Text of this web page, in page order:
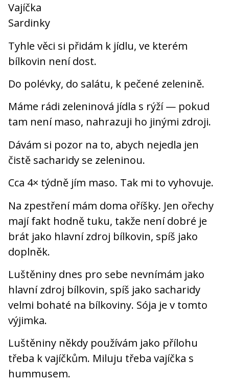
Vajíčka
Sardinky
Tyhle věci si přidám k jídlu, ve kterém
bílkovin není dost.
Do polévky, do salátu, k pečené zelenině.
Máme rádi zeleninová jídla s rýží — pokud
tam není maso, nahrazuji ho jinými zdroji.
Dávám si pozor na to, abych nejedla jen
čistě sacharidy se zeleninou.
Cca 4× týdně jím maso. Tak mi to vyhovuje.
Na zpestření mám doma oříšky. Jen ořechy
mají fakt hodně tuku, takže není dobré je
brát jako hlavní zdroj bílkovin, spíš jako
doplněk.
Luštěniny dnes pro sebe nevnímám jako
hlavní zdroj bílkovin, spíš jako sacharidy
velmi bohaté na bílkoviny. Sója je v tomto
výjimka.
Luštěniny někdy používám jako přílohu
třeba k vajíčkům. Miluju třeba vajíčka s
hummusem.